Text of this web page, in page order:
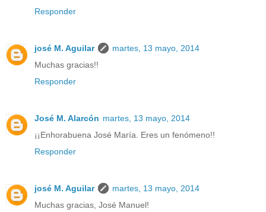
Responder
josé M. Aguilar
martes, 13 mayo, 2014
Muchas gracias!!
Responder
José M. Alarcón martes, 13 mayo, 2014
¡¡Enhorabuena José María. Eres un fenómeno!!
Responder
josé M. Aguilar
martes, 13 mayo, 2014
Muchas gracias, José Manuel!